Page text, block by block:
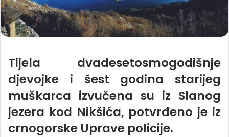
Tijela dvadesetosmogodišnje
djevojke i šest godina starijeg
muškarca izvučena su iz Slanog
jezera kod Nikšića, potvrđeno je iz
crnogorske Uprave policije.